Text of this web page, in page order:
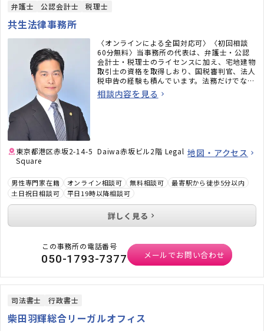
弁護士 公認会計士 税理士
共生法律事務所
〈オンラインによる全国対応可〉〈初回相談
60分無料〉当事務所の代表は、弁護士・公認
会計士・税理士のライセンスに加え、宅地建物
取引士の資格を取得しおり、国税審判官、法人
税申告の経験も積んでいます。法務だけでな
く、税務のことまで考えた包括的なサポートを
ご提供いたします。不動産・相続でお困りの
相談内容を見る
東京都港区赤坂2-14-5 Daiwa赤坂ビル2階 Legal
Square
地図・アクセス
男性専門家在籍 オンライン相談可 無料相談可
最寄駅から徒歩5分以内
土日祝日相談可
平日19時以降相談可
詳しく見る
この事務所の電話番号
050-1793-7377 メールでお問い合わせ
司法書士 行政書士
柴田羽輝総合リーガルオフィス